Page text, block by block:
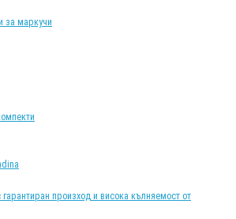
за маркучи
произход и висока кълняемост от